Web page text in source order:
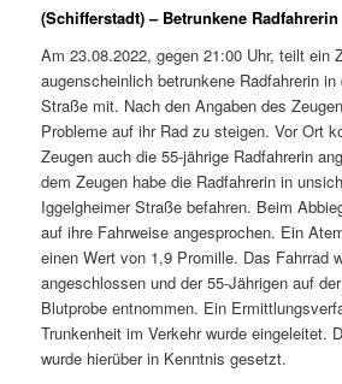
(Schifferstadt) – Betrunkene Radfahrerin
Am 23.08.2022, gegen 21:00 Uhr, teilt ein
augenscheinlich betrunkene Radfahrerin
Straße mit. Nach den Angaben des
Probleme auf ihr Rad zu steigen. Vor Ort
Zeugen auch die 55-jährige Radfahrerin
dem Zeugen habe die Radfahrerin in
Iggelgheimer Straße befahren. Beim
auf ihre Fahrweise angesprochen. Ein
einen Wert von 1,9 Promille. Das Fahrrad
angeschlossen und der 55-Jährigen auf
Blutprobe entnommen. Ein
Trunkenheit im Verkehr wurde eingeleitet.
wurde hierüber in Kenntnis gesetzt.